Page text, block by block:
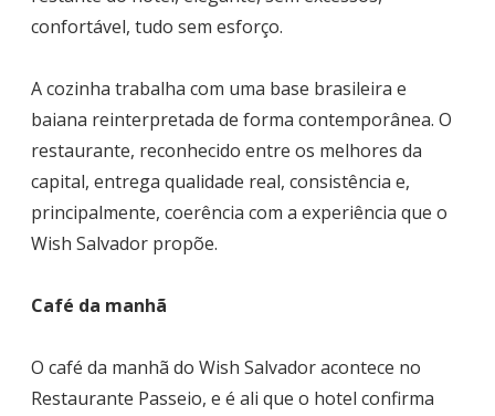
confortável, tudo sem esforço.
A cozinha trabalha com uma base brasileira e
baiana reinterpretada de forma contemporânea. O
restaurante, reconhecido entre os melhores da
capital, entrega qualidade real, consistência e,
principalmente, coerência com a experiência que o
Wish Salvador propõe.
Café da manhã
O café da manhã do Wish Salvador acontece no
Restaurante Passeio, e é ali que o hotel confirma